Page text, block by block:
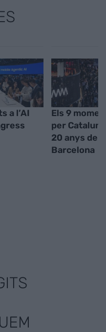
a l’AI
Els 9
per
20 anys del
Barcelona